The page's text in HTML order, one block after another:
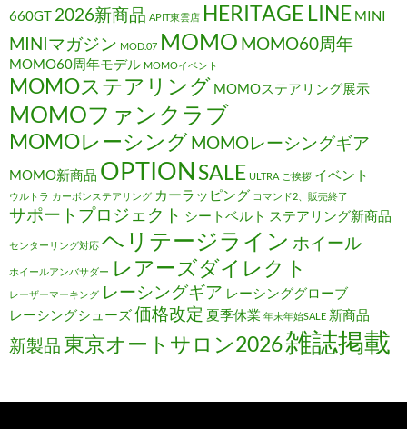
660GT 2026新商品 APIT東雲店 HERITAGE LINE MINI
MINIマガジン MOD.07 MOMO MOMO60周年
MOMO60周年モデル MOMOイベント
MOMOステアリング MOMOステアリング展示
MOMOファンクラブ
MOMOレーシングMOMOレーシングギア
MOMO新商品 OPTION SALE ULTRA ご挨拶 イベント
ウルトラ カーボンステアリング カーラッピング コマンド2、販売終了
サポートプロジェクト シートベルト ステアリング新商品
センターリング対応 ヘリテージライン ホイール
ホイールアンバサダー レアーズダイレクト
レーザーマーキング レーシングギア レーシンググローブ
レーシングシューズ価格改定 夏季休業 年末年始SALE 新商品
新製品 東京オートサロン2026雑誌掲載